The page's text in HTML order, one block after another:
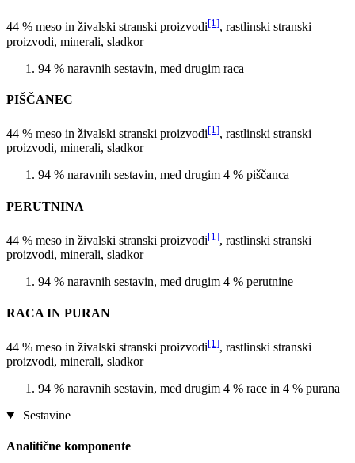
44 % meso in živalski stranski proizvodi[1], rastlinski stranski
proizvodi, minerali, sladkor
94 % naravnih sestavin, med drugim raca
PIŠČANEC
44 % meso in živalski stranski proizvodi[1], rastlinski stranski
proizvodi, minerali, sladkor
94 % naravnih sestavin, med drugim 4 % piščanca
PERUTNINA
44 % meso in živalski stranski proizvodi[1], rastlinski stranski
proizvodi, minerali, sladkor
94 % naravnih sestavin, med drugim 4 % perutnine
RACA IN PURAN
44 % meso in živalski stranski proizvodi[1], rastlinski stranski
proizvodi, minerali, sladkor
94 % naravnih sestavin, med drugim 4 % race in 4 % purana
Sestavine
Analitične komponente